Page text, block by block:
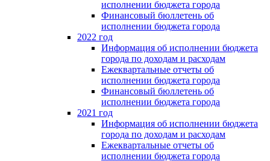
исполнении бюджета города
Финансовый бюллетень об
исполнении бюджета города
2022 год
Информация об исполнении бюджета
города по доходам и расходам
Ежеквартальные отчеты об
исполнении бюджета города
Финансовый бюллетень об
исполнении бюджета города
2021 год
Информация об исполнении бюджета
города по доходам и расходам
Ежеквартальные отчеты об
исполнении бюджета города